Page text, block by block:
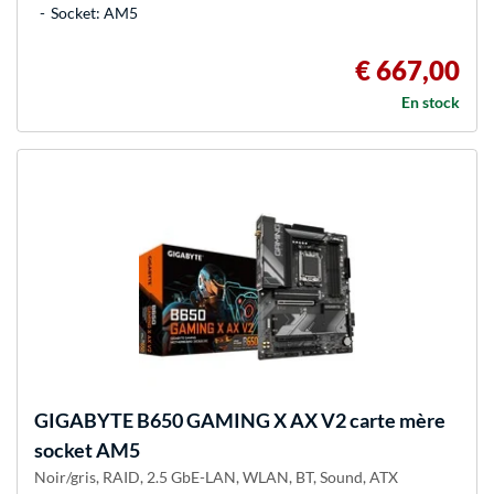
Socket: AM5
€ 667,00
En stock
GIGABYTEB650 GAMING X AX V2 carte mère
socket AM5
Noir/gris, RAID, 2.5 GbE-LAN, WLAN, BT, Sound, ATX